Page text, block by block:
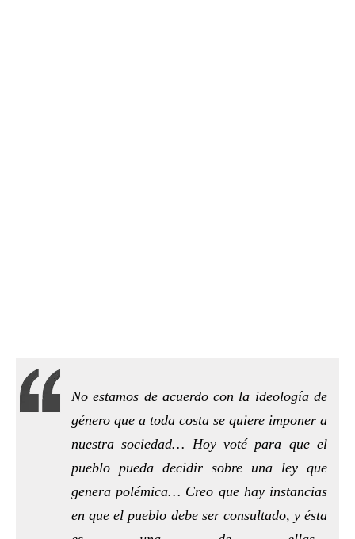
No estamos de acuerdo con la ideología de
género que a toda costa se quiere imponer a
nuestra sociedad… Hoy voté para que el
pueblo pueda decidir sobre una ley que
genera polémica… Creo que hay instancias
en que el pueblo debe ser consultado, y ésta